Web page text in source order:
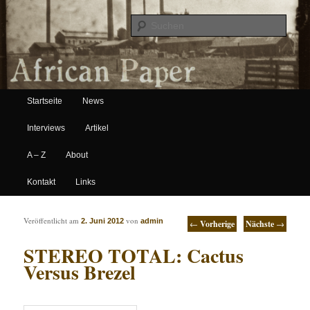
African Paper
Hauptmenü
Zum Inhalt wechseln
Zum sekundären Inhalt wechseln
Startseite News
Interviews Artikel
A – Z About
Kontakt Links
Artikelnavigation ← Vorherige Nächste →
STEREO TOTAL: Cactus
Versus Brezel
Veröffentlicht am2. Juni 2012 vonadmin